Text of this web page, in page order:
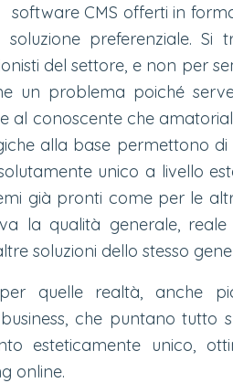
software CMS offerti in
preferenziale. Si
del settore, e non per
un problema poiché
al conoscente che
alla base permettono di
unico a livello
già pronti come per le
la qualità generale,
soluzioni dello stesso
quelle realtà, anche
che puntano tutto
esteticamente unico,
online.